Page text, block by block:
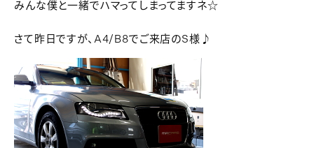
みんな僕と一緒でハマってしまってますネ☆
さて昨日ですが、A4/B8でご来店のS様♪